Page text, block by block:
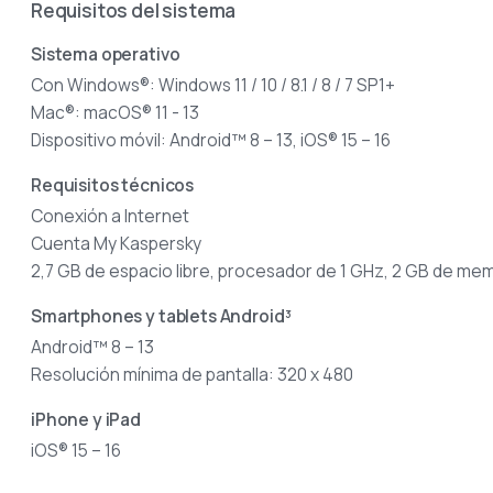
Requisitos del sistema
Sistema operativo
Con Windows®: Windows 11 / 10 / 8.1 / 8 / 7 SP1+
Mac®: macOS® 11 - 13
Dispositivo móvil: Android™ 8 – 13, iOS® 15 – 16
Requisitos técnicos
Conexión a Internet
Cuenta My Kaspersky
2,7 GB de espacio libre, procesador de 1 GHz, 2 GB de
Smartphones y tablets Android³
Android™ 8 – 13
Resolución mínima de pantalla: 320 x 480
iPhone y iPad
iOS® 15 – 16